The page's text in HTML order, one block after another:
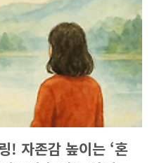
살다 보면,“나는 늘 뒷전으로 밀
이 쌓이게 되죠...
! 자존감 높이는 ‘혼